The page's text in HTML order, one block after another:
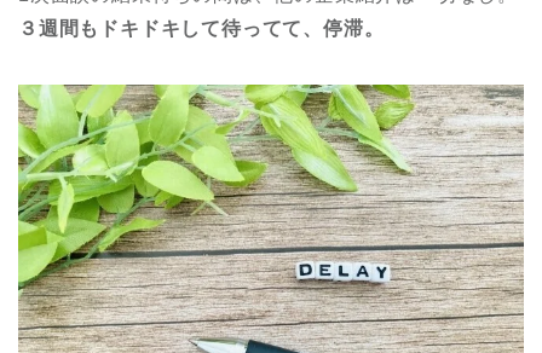
３週間もドキドキして待ってて、停滞。